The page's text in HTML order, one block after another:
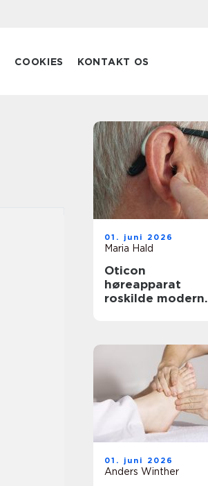
COOKIES KONTAKT OS
01. juni 2026
Maria Hald
Oticon
høreapparat
roskilde moderne
01. juni 2026
Anders Winther